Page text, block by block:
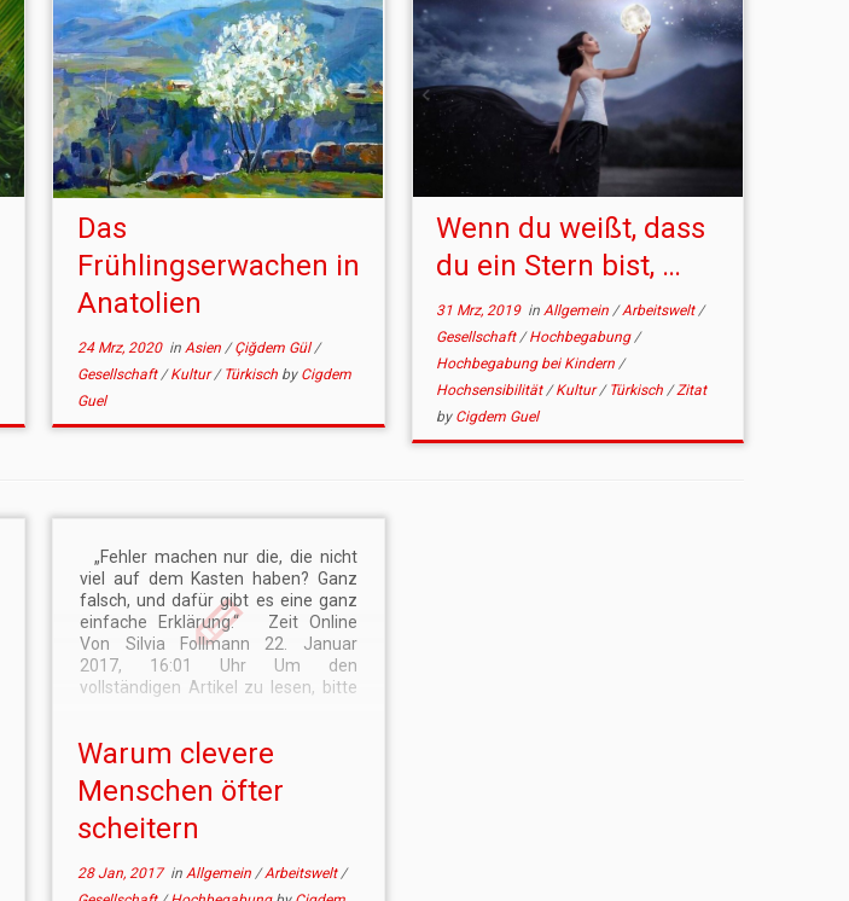
Das
Frühlingserwachen in
Anatolien
24 Mrz, 2020in Asien /Çiğdem Gül/
Gesellschaft/Kultur/ Türkisch by Cigdem
Guel
Wenn du weißt, dass
du ein Stern bist, …
31 Mrz, 2019in Allgemein /Arbeitswelt/
Gesellschaft/Hochbegabung/
Hochbegabung bei Kindern /
Hochsensibilität/Kultur/ Türkisch /Zitat
by Cigdem Guel
„Fehler machen nur die, die nicht
viel auf dem Kasten haben? Ganz
falsch, und dafür gibt es eine ganz
einfache Erklärung.“ Zeit Online
Von Silvia Follmann 22. Januar
2017, 16:01 Uhr Um den
vollständigen Artikel zu lesen, bitte
Warum clevere
Menschen öfter
scheitern
28 Jan, 2017in Allgemein /Arbeitswelt/